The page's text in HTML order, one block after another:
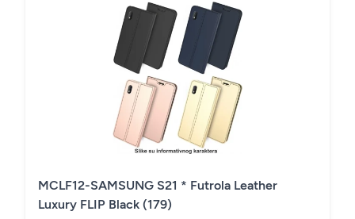
MCLF12-SAMSUNG S21 * Futrola Leather
Luxury FLIP Black (179)